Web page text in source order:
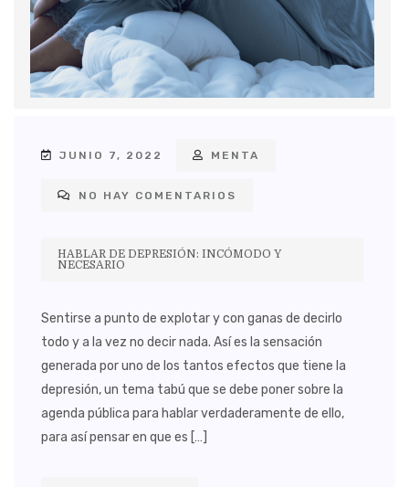
JUNIO 7, 2022 MENTA
NO HAY COMENTARIOS
HABLAR DE DEPRESIÓN: INCÓMODO Y
NECESARIO
Sentirse a punto de explotar y con ganas de decirlo
todo y a la vez no decir nada. Así es la sensación
generada por uno de los tantos efectos que tiene la
depresión, un tema tabú que se debe poner sobre la
agenda pública para hablar verdaderamente de ello,
para así pensar en que es […]